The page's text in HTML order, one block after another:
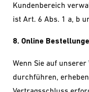
Kundenbereich
ist Art. 6 Abs. 1 a, b
8. Online
Wenn Sie auf unserer
durchführen,